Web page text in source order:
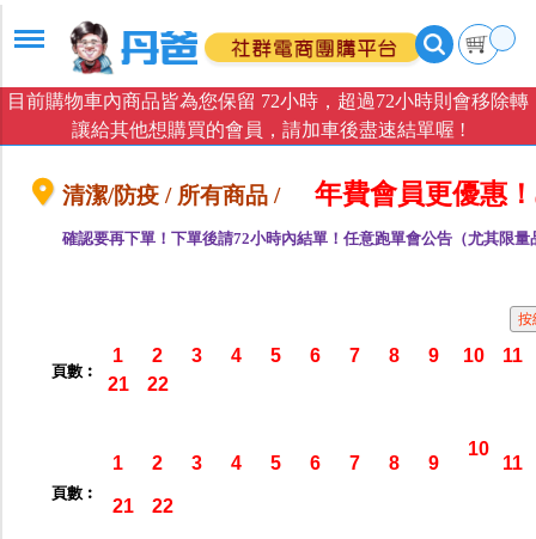
目前購物車內商品皆為您保留 72小時，超過72小時則會移除轉
讓給其他想購買的會員，請加車後盡速結單喔 !
清潔/防疫 / 所有商品 / 年費會員更優惠！
確認要再下單！下單後請72小時內結單！任意跑單會公告（尤其限
頁數︰
1 2 3 4 5 6 7 8 9 10
11
21
22
頁數︰
1 2 3 4 5 6 7 8 9
10
11
21 22